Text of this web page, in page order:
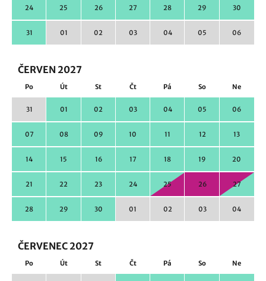
24 25 26 27 28 29 30
31 01 02 03 04 05 06
ČERVEN 2027
Po Út St Čt Pá So Ne
31 01 02 03 04 05 06
07 08 09 10 11 12 13
14 15 16 17 18 19 20
21 22 23 24 25 26 27
28 29 30 01 02 03 04
ČERVENEC 2027
Po Út St Čt Pá So Ne